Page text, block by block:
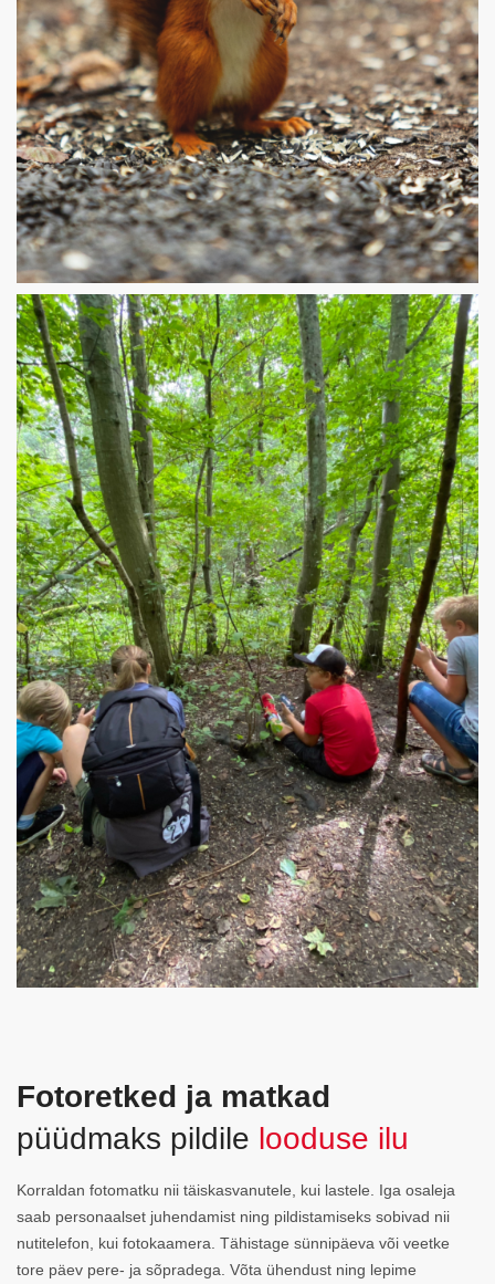
Fotoretked ja matkad
püüdmaks pildile looduse ilu
Korraldan fotomatku nii täiskasvanutele, kui lastele. Iga osaleja
saab personaalset juhendamist ning pildistamiseks sobivad nii
nutitelefon, kui fotokaamera. Tähistage sünnipäeva või veetke
tore päev pere- ja sõpradega. Võta ühendust ning lepime